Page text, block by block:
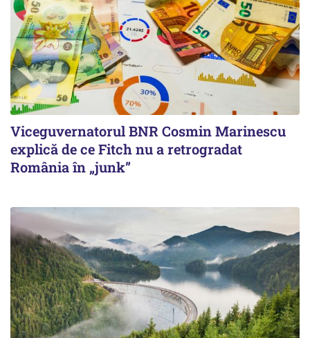
Viceguvernatorul BNR Cosmin Marinescu
explică de ce Fitch nu a retrogradat
România în „junk”